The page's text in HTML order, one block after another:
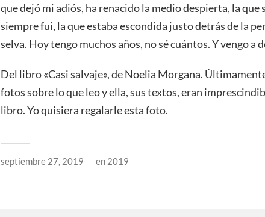
que dejó mi adiós, ha renacido la medio despierta, la que
siempre fui, la que estaba escondida justo detrás de la
selva. Hoy tengo muchos años, no sé cuántos. Y vengo a
Del libro «Casi salvaje», de Noelia Morgana.
fotos sobre lo que leo y ella, sus textos, eran
libro. Yo quisiera regalarle esta foto.
septiembre 27, 2019 en 2019